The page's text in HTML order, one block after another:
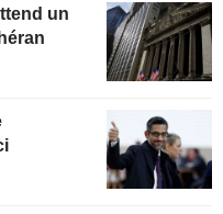
un